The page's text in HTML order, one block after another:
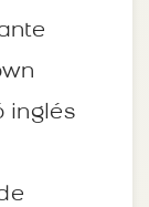
inglés